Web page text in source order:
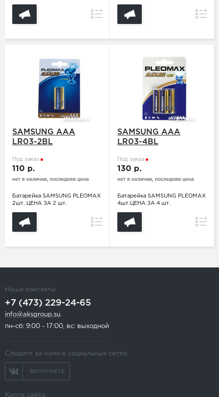
Сравнение
SAMSUNG ААA
LR03-2BL
Под заказ
110 р.
нет в наличии, последняя цена
Батарейка SAMSUNG PLEOMAX
2шт. ЦЕНА ЗА 2 шт.
Сравнение
SAMSUNG ААA
LR03-4BL
Под заказ
130 р.
нет в наличии, последняя цена
Батарейка SAMSUNG PLEOMAX
4шт.ЦЕНА ЗА 4 шт.
Наши контакты
+7 (473) 229-24-65
info@aksgroup.su
пн-сб: 9:00 - 17:00, вс: выходной
Следите за нами в социальных сетях:
ВКОНТАКТЕ
Карта сайта